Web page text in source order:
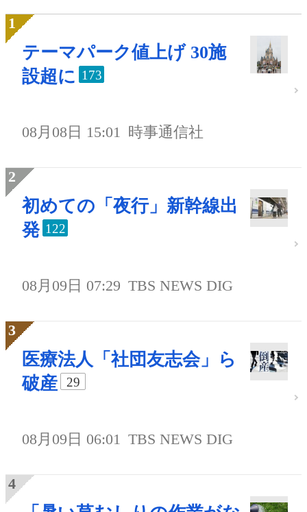
テーマパーク値上げ 30施
設超に 173
08月08日 15:01 時事通信社
初めての「夜行」新幹線出
発 122
08月09日 07:29 TBS NEWS DIG
医療法人「社団友志会」ら
破産
29
08月09日 06:01 TBS NEWS DIG